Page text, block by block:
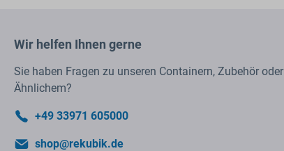
Wir helfen Ihnen gerne
Sie haben Fragen zu unseren Containern, Zubehör oder
Ähnlichem?
+49 33971 605000
shop@rekubik.de